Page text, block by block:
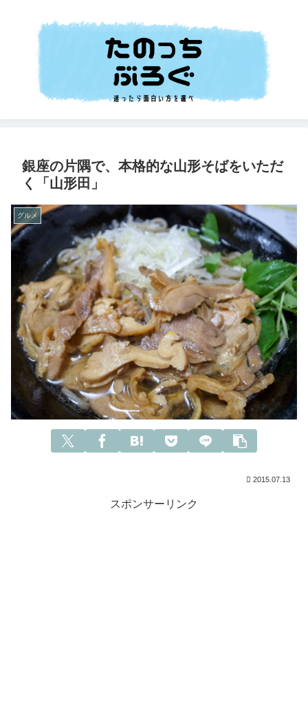
銀座の片隅で、本格的な山形そばをいただ
く「山形田」
グルメ
2015.07.13
スポンサーリンク